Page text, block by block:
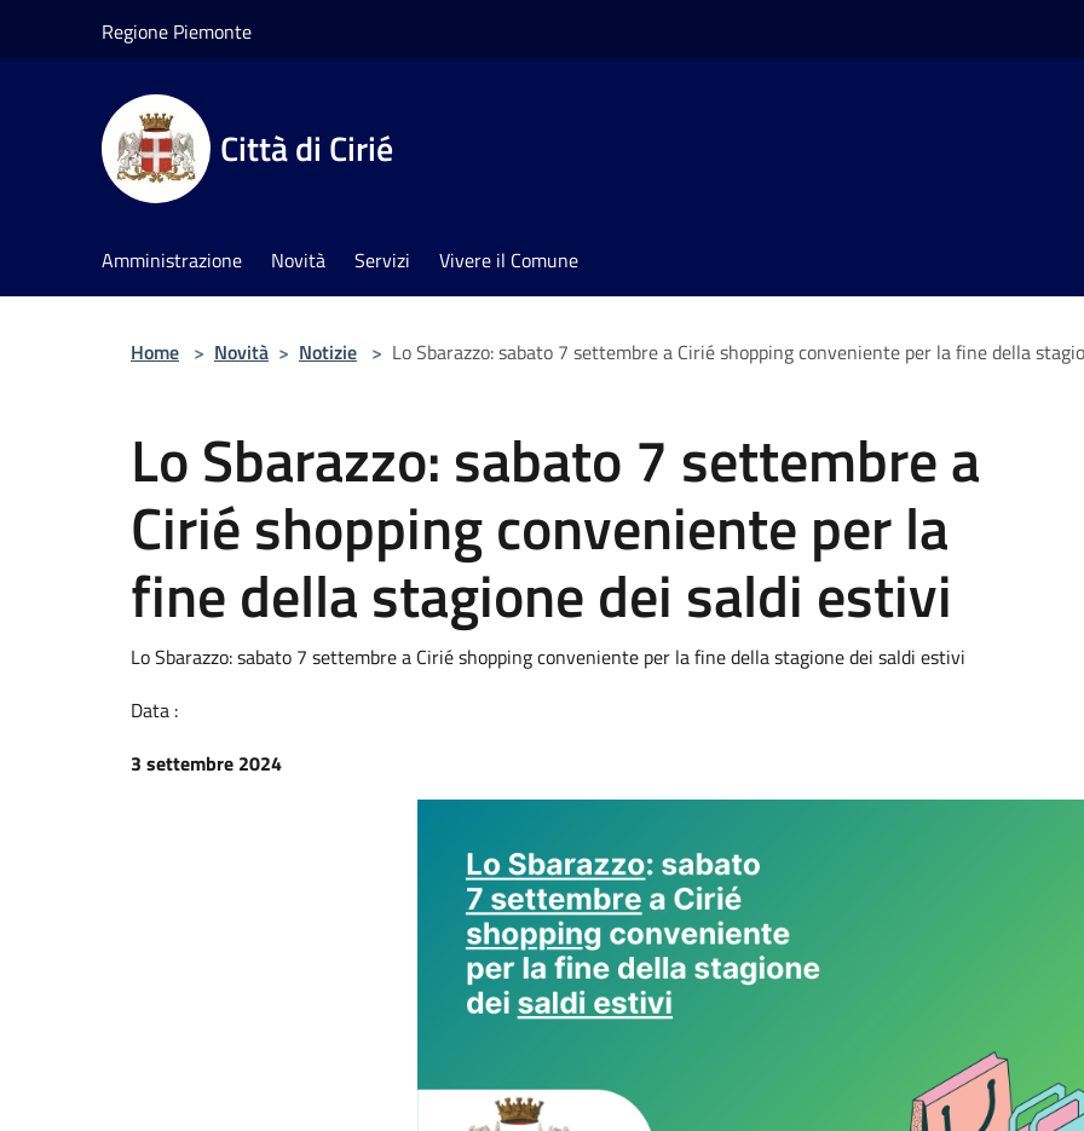
Regione Piemonte
Città di Cirié
Amministrazione Novità Servizi Vivere il Comune
Home > Novità > Notizie > Lo Sbarazzo: sabato 7 settembre a Cirié shopping conveniente per la fine della
Lo Sbarazzo: sabato 7 settembre a
Cirié shopping conveniente per la
fine della stagione dei saldi estivi
Lo Sbarazzo: sabato 7 settembre a Cirié shopping conveniente per la fine della stagione dei saldi estivi
Data :
3 settembre 2024